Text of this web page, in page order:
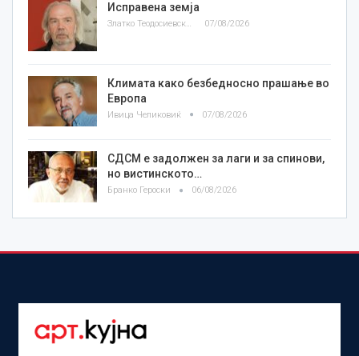
Исправена земја
Златко Теодосиевски 07/08/2026
Климата како безбедносно прашање во
Европа
Ивица Челиковиќ 07/08/2026
СДСМ е задолжен за лаги и за спинови,
но вистинското…
Бранко Героски 06/08/2026